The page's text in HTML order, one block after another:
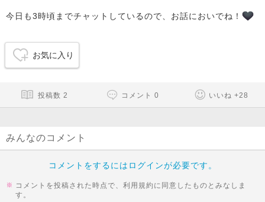
今日も3時頃までチャットしているので、お話においでね！
お気に入り
投稿数 2 コメント 0 いいね +28
みんなのコメント
コメントをするにはログインが必要です。
コメントを投稿された時点で、利用規約に同意したものとみなしま
す。